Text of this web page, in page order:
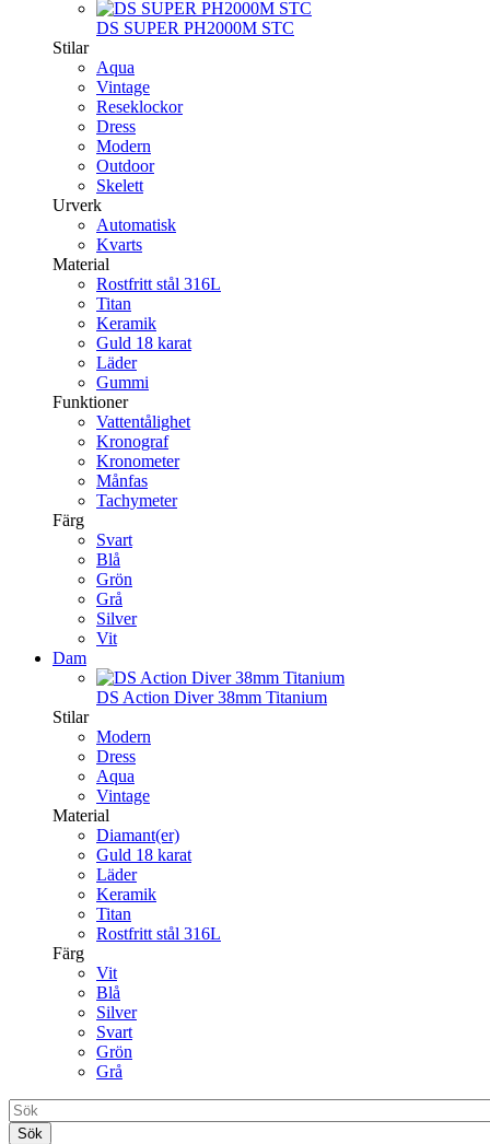
DS SUPER PH2000M STC
Stilar
Aqua
Vintage
Reseklockor
Dress
Modern
Outdoor
Skelett
Urverk
Automatisk
Kvarts
Material
Rostfritt stål 316L
Titan
Keramik
Guld 18 karat
Läder
Gummi
Funktioner
Vattentålighet
Kronograf
Kronometer
Månfas
Tachymeter
Färg
Svart
Blå
Grön
Grå
Silver
Vit
Dam
DS Action Diver 38mm Titanium
Stilar
Modern
Dress
Aqua
Vintage
Material
Diamant(er)
Guld 18 karat
Läder
Keramik
Titan
Rostfritt stål 316L
Färg
Vit
Blå
Silver
Svart
Grön
Grå
Sök